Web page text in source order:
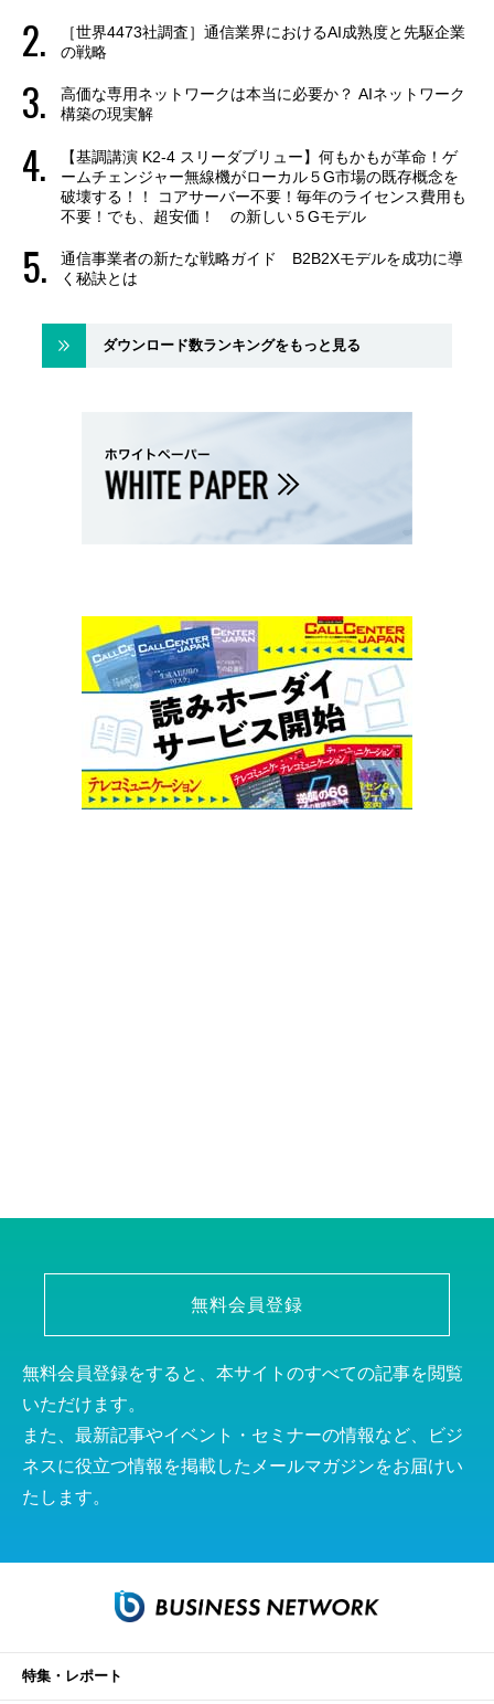
［世界4473社調査］通信業界におけるAI成熟度と先駆企業
の戦略
高価な専用ネットワークは本当に必要か？ AIネットワーク
構築の現実解
【基調講演 K2-4 スリーダブリュー】何もかもが革命！ゲ
ームチェンジャー無線機がローカル５G市場の既存概念を
破壊する！！ コアサーバー不要！毎年のライセンス費用も
不要！でも、超安価！ の新しい５Gモデル
通信事業者の新たな戦略ガイド B2B2Xモデルを成功に導
く秘訣とは
ダウンロード数ランキングをもっと見る
無料会員登録
無料会員登録をすると、本サイトのすべての記事を閲覧
いただけます。
また、最新記事やイベント・セミナーの情報など、ビジ
ネスに役立つ情報を掲載したメールマガジンをお届けい
たします。
特集・レポート